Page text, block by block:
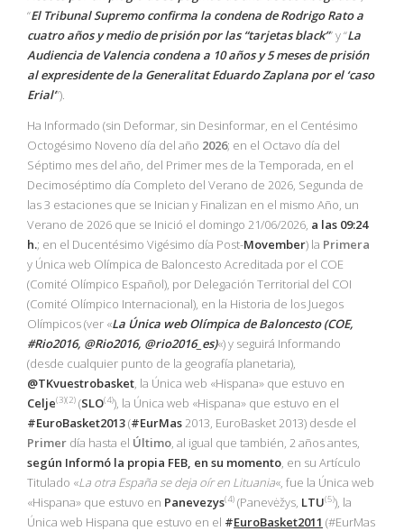
“El Tribunal Supremo confirma la condena de Rodrigo Rato a
cuatro años y medio de prisión por las “tarjetas black”” y “La
Audiencia de Valencia condena a 10 años y 5 meses de prisión
al expresidente de la Generalitat Eduardo Zaplana por el ‘caso
Erial’”).
Ha Informado (sin Deformar, sin Desinformar, en el Centésimo
Octogésimo Noveno día del año 2026; en el Octavo día del
Séptimo mes del año, del Primer mes de la Temporada, en el
Decimoséptimo día Completo del Verano de 2026, Segunda de
las 3 estaciones que se Inician y Finalizan en el mismo Año, un
Verano de 2026 que se Inició el domingo 21/06/2026, a las 09:24
h.; en el Ducentésimo Vigésimo día Post-Movember) la Primera
y Única web Olímpica de Baloncesto Acreditada por el COE
(Comité Olímpico Español), por Delegación Territorial del COI
(Comité Olímpico Internacional), en la Historia de los Juegos
Olímpicos (ver «La Única web Olímpica de Baloncesto (COE,
#Rio2016, @Rio2016, @rio2016_es)«) y seguirá Informando
(desde cualquier punto de la geografía planetaria),
@TKvuestrobasket, la Única web «Hispana» que estuvo en
Celje(3)(2) (SLO(4)), la Única web «Hispana» que estuvo en el
#EuroBasket2013(#EurMas2013, EuroBasket 2013) desde el
Primer día hasta el Último, al igual que también, 2 años antes,
según Informó la propia FEB, en su momento, en su Artículo
Titulado «La otra España se deja oír en Lituania«, fue la Única web
«Hispana» que estuvo en Panevezys(4) (Panevėžys, LTU(5)), la
Única web Hispana que estuvo en el #EuroBasket2011 (#EurMas